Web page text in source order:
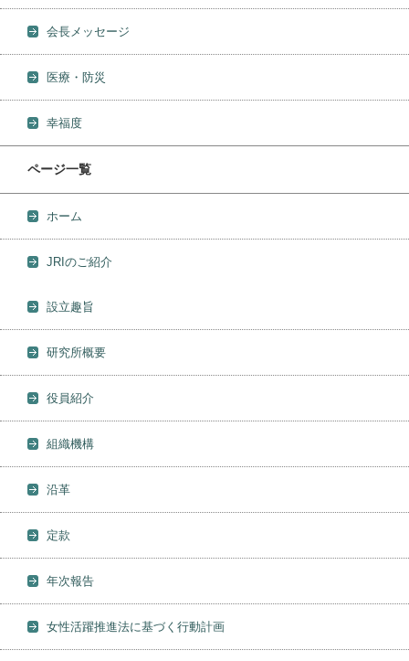
会長メッセージ
医療・防災
幸福度
ページ一覧
ホーム
JRIのご紹介
設立趣旨
研究所概要
役員紹介
組織機構
沿革
定款
年次報告
女性活躍推進法に基づく行動計画